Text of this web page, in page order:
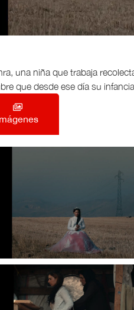
una niña que trabaja
que desde ese día su